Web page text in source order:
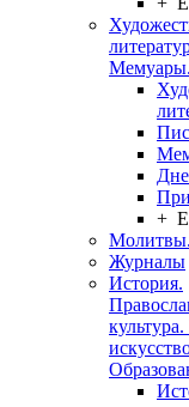
+
Журналы
История.